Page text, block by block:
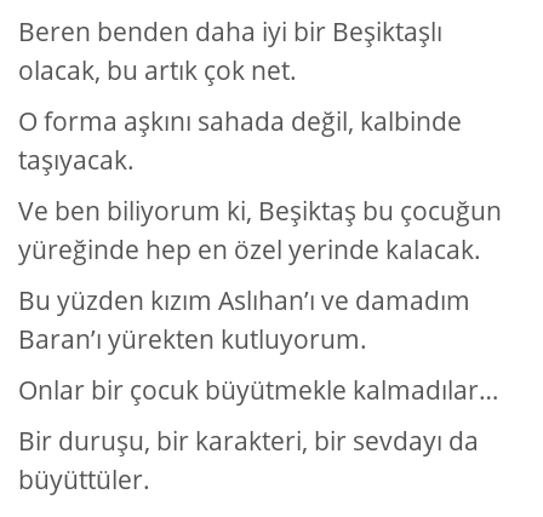
Beren benden daha iyi bir Beşiktaşlı
olacak, bu artık çok net.
O forma aşkını sahada değil, kalbinde
taşıyacak.
Ve ben biliyorum ki, Beşiktaş bu çocuğun
yüreğinde hep en özel yerinde kalacak.
Bu yüzden kızım Aslıhan’ı ve damadım
Baran’ı yürekten kutluyorum.
Onlar bir çocuk büyütmekle kalmadılar…
Bir duruşu, bir karakteri, bir sevdayı da
büyüttüler.